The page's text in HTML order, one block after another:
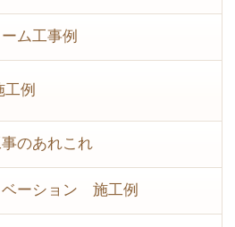
ム工事例
例
のあれこれ
ベーション 施工例